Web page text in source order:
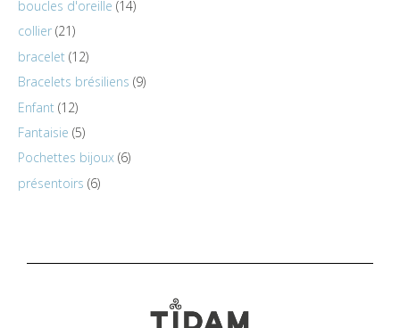
boucles d'oreille 14
collier 21
bracelet 12
Bracelets brésiliens 9
Enfant 12
Fantaisie 5
Pochettes bijoux 6
présentoirs 6